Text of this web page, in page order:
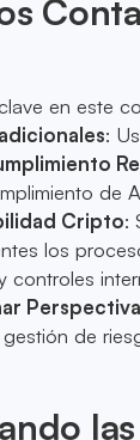
en este
:
de
Cripto:
los
controles
de